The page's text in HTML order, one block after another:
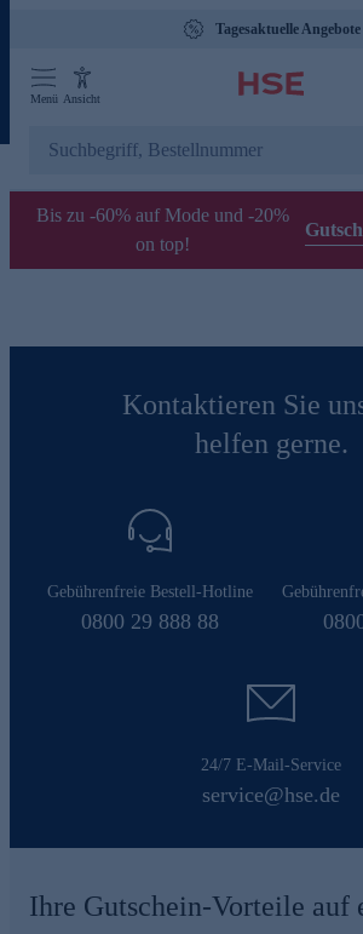
Tagesaktuelle Angebote
Menü Ansicht
Bis zu -60% auf Mode und -20%
on top!
Kontaktieren Sie
helfen gerne.
Gebührenfreie Bestell-Hotline
0800 29 888 88
24/7 E-Mail-Service
service@hse.de
Ihre Gutschein-Vorteile auf